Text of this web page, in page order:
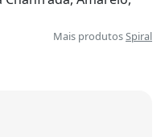
Mais produtosSpiral